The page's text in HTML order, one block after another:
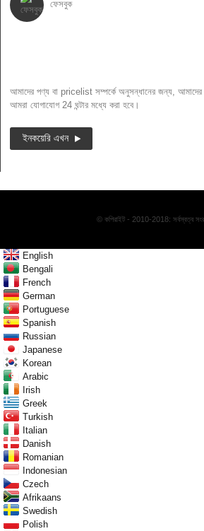
ফেসবুক
আমাদের পণ্য বা pricelist সম্পর্কে অনুসন্ধানের জন্য,
আমরা যোগাযোগ 24 ঘন্টার মধ্যে করা হবে।
ইনকয়েরি এখন
© কপিরাইট - 2010-2018: সর্বস্বত্ব
English
Bengali
French
German
Portuguese
Spanish
Russian
Japanese
Korean
Arabic
Irish
Greek
Turkish
Italian
Danish
Romanian
Indonesian
Czech
Afrikaans
Swedish
Polish